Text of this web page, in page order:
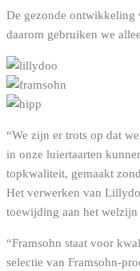
De gezonde ontwikkeling
daarom gebruiken we
“We zijn er trots op dat
in onze luiertaarten
topkwaliteit, gemaakt
Het verwerken van
toewijding aan het welzijn
“Framsohn staat voor
selectie van Framsohn-